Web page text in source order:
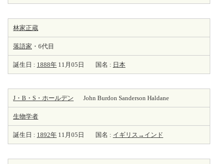
林家正蔵
落語家 ・6代目
誕生日 : 1888年 11月05日 国名 : 日本
J・B・S・ホールデン John Burdon Sanderson Haldane
生物学者
誕生日 : 1892年 11月05日 国名 : イギリス→インド